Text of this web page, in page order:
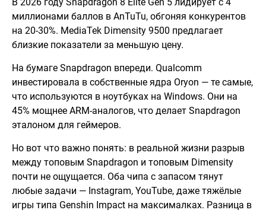
В 2026 году Snapdragon 8 Elite Gen 5 лидирует с 4
миллионами баллов в AnTuTu, обгоняя конкурентов
на 20-30%. MediaTek Dimensity 9500 предлагает
близкие показатели за меньшую цену.
На бумаге Snapdragon впереди. Qualcomm
инвестировала в собственные ядра Oryon — те самые,
что используются в ноутбуках на Windows. Они на
45% мощнее ARM-аналогов, что делает Snapdragon
эталоном для геймеров.
Но вот что важно понять: в реальной жизни разрыв
между топовым Snapdragon и топовым Dimensity
почти не ощущается. Оба чипа с запасом тянут
любые задачи — Instagram, YouTube, даже тяжёлые
игры типа Genshin Impact на максималках. Разница в